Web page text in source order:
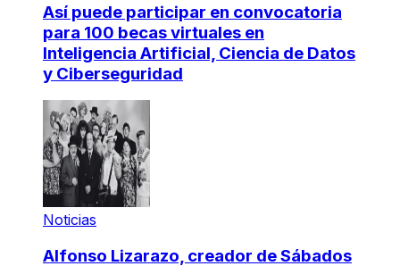
Así puede participar en convocatoria
para 100 becas virtuales en
Inteligencia Artificial, Ciencia de Datos
y Ciberseguridad
Noticias
Alfonso Lizarazo, creador de Sábados